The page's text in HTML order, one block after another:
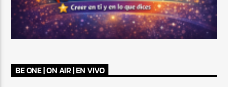
BE ONE | ON AIR | EN VIVO